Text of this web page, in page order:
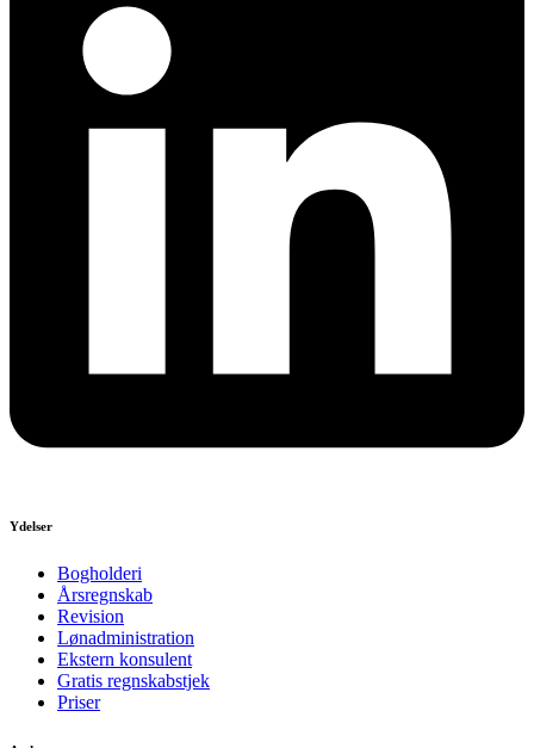
Ydelser
Bogholderi
Årsregnskab
Revision
Lønadministration
Ekstern konsulent
Gratis regnskabstjek
Priser